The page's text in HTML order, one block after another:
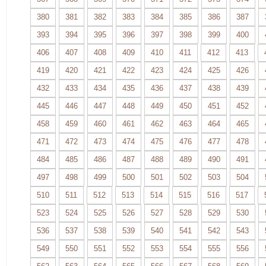
380
381 382 383 384 385 386 387
393
394 395 396 397 398 399 400
406
407 408 409 410 411 412 413
419
420 421 422 423 424 425 426
432
433 434 435 436 437 438 439
445
446 447 448 449 450 451 452
458
459 460 461 462 463 464 465
471
472 473 474 475 476 477 478
484
485 486 487 488 489 490 491
497
498 499 500 501 502 503 504
510
511 512 513 514 515 516 517
523
524 525 526 527 528 529 530
536
537 538 539 540 541 542 543
549
550 551 552 553 554 555 556